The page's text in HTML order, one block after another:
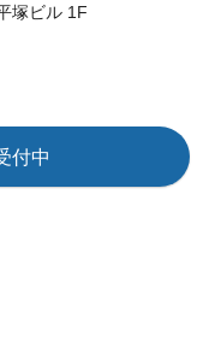
塚ビル 1F
付中